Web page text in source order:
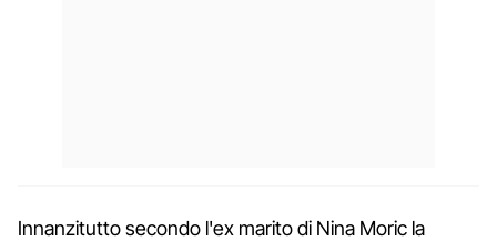
Innanzitutto secondo l'ex marito di Nina Moric la